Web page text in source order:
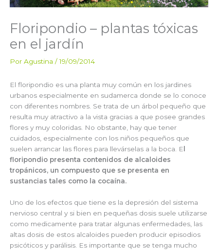
Floripondio – plantas tóxicas
en el jardín
Por Agustina /19/09/2014
El floripondio es una planta muy común en los jardines
urbanos especialmente en sudamerca donde se lo conoce
con diferentes nombres. Se trata de un árbol pequeño que
resulta muy atractivo a la vista gracias a que posee grandes
flores y muy coloridas. No obstante, hay que tener
cuidados, especialmente con los niños pequeños que
suelen arrancar las flores para llevárselas a la boca. E
floripondio presenta contenidos de alcaloides
tropánicos, un compuesto que se presenta en
sustancias tales como la cocaína.
Uno de los efectos que tiene es la depresión del sistema
nervioso central y si bien en pequeñas dosis suele utilizarse
como medicamente para tratar algunas enfermedades, las
altas dosis de estos alcaloides pueden producir episodios
psicóticos y parálisis. Es importante que se tenga mucho